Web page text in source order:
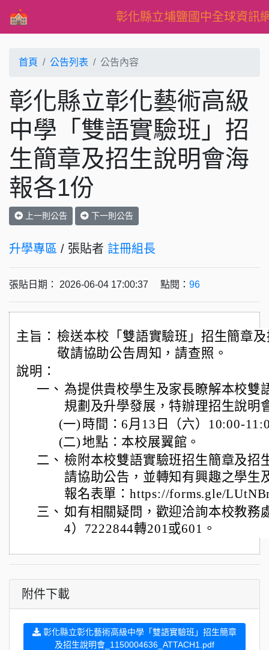
彰化縣立埔鹽國中全球資訊
首頁 公告列表 公告內容
彰化縣立彰化藝術高級
中學「雙語實驗班」招
生簡章及招生說明會海
報各1份
上一則公告 下一則公告
升學專區 / 張貼者 註冊組長
張貼日期： 2026-06-04 17:00:37 點閱： 96
主旨： 檢送本校「雙語實驗班」招生簡章
敬請協助公告周知，請查照。
說明：
一、 為提供貴校學生及家長瞭解本校雙
規劃及升學發展，特辦理招生說明
(一) 時間：6月13日（六）10:00-
(二)地點：本校展翼館。
二、 檢附本校雙語實驗班招生簡章及招
請協助公告，並轉知有興趣之學生
報名表單：https://forms.gle/
三、 如有相關疑問，歡迎洽詢本校教務
4）7222844轉201或601。
附件下載
彰化縣立彰化藝術高級中學「雙語實驗班」招生簡章
及招生說明會_1150004636_ATTACH1.pdf